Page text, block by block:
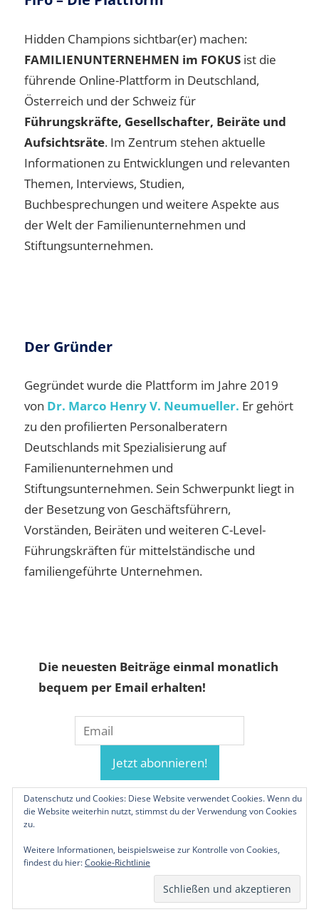
Hidden Champions sichtbar(er) machen:
FAMILIENUNTERNEHMEN im FOKUS ist die
führende Online-Plattform in Deutschland,
Österreich und der Schweiz für
Führungskräfte, Gesellschafter, Beiräte und
Aufsichtsräte. Im Zentrum stehen aktuelle
Informationen zu Entwicklungen und relevanten
Themen, Interviews, Studien,
Buchbesprechungen und weitere Aspekte aus
der Welt der Familienunternehmen und
Stiftungsunternehmen.
Der Gründer
Gegründet wurde die Plattform im Jahre 2019
von Dr. Marco Henry V. Neumueller. Er gehört
zu den profilierten Personalberatern
Deutschlands mit Spezialisierung auf
Familienunternehmen und
Stiftungsunternehmen. Sein Schwerpunkt liegt in
der Besetzung von Geschäftsführern,
Vorständen, Beiräten und weiteren C-Level-
Führungskräften für mittelständische und
familiengeführte Unternehmen.
Die neuesten Beiträge einmal monatlich
bequem per Email erhalten!
© 2019-2026 Familienunternehmen.eu. Alle
Rechte vorbehalten.
Datenschutz und Cookies: Diese Website verwendet Cookies. Wenn du
die Website weiterhin nutzt, stimmst du der Verwendung von Cookies
zu.
Weitere Informationen, beispielsweise zur Kontrolle von Cookies,
findest du hier:Cookie-Richtlinie